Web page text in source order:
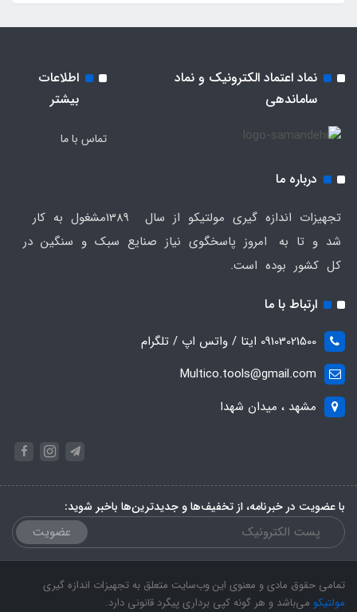
نماد اعتماد الکترونیک و نماد
ساماندهی
اطلاعات
بیشتر
تماس با ما
درباره ما
تجهیزات اندازه گیری مولتیکو از سال 1389مشغول به کار
شد و تا به امروز پاسخگوی نیاز صنایع سبک و سنگین در
کل کشور بوده است.
ارتباط با ما
09103021500 ایتا / واتس اپ / تلگرام
Multico.tools@gmail.com
مشهد ، میدان شهدا
با عضویت در خبرنامه، از تخفیف‌ها و جدیدترین‌ها باخبر شوید:
عضویت
تمامی حقوق مادی و معنوی این وب‌سایت متعلق به تجهیزات اندازه گیری
مولتیکو می‌باشد و هر گونه کپی برداری پیگرد قانونی دارد.